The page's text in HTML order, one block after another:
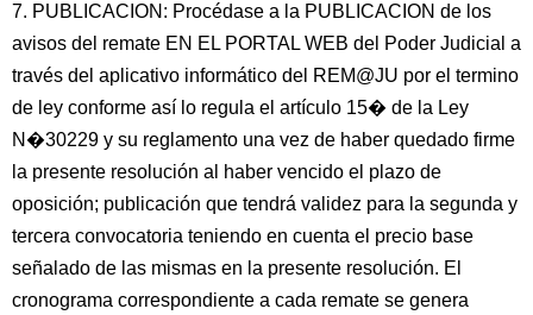
7. PUBLICACION: Procédase a la PUBLICACION de los
avisos del remate EN EL PORTAL WEB del Poder Judicial a
través del aplicativo informático del REM@JU por el termino
de ley conforme así lo regula el artículo 15� de la Ley
N�30229 y su reglamento una vez de haber quedado firme
la presente resolución al haber vencido el plazo de
oposición; publicación que tendrá validez para la segunda y
tercera convocatoria teniendo en cuenta el precio base
señalado de las mismas en la presente resolución. El
cronograma correspondiente a cada remate se genera